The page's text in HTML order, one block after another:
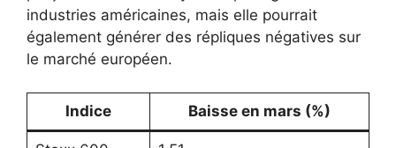
industries américaines, mais elle pourrait
également générer des répliques négatives sur
le marché européen.
Indice Baisse en mars (%)